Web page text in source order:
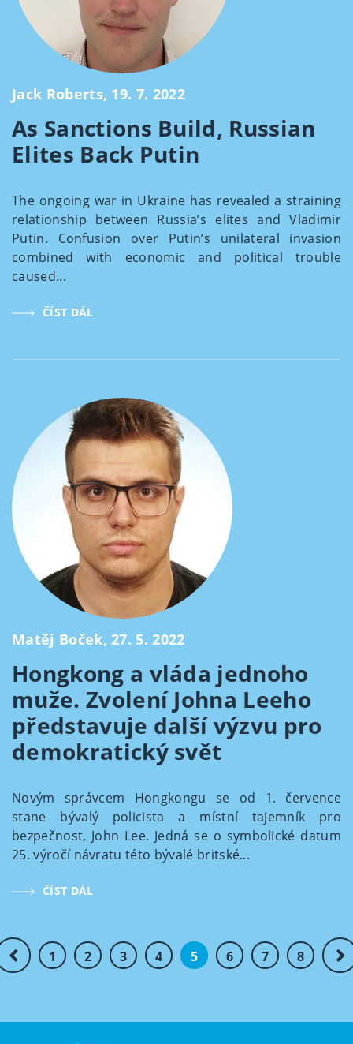
Jack Roberts, 19. 7. 2022
As Sanctions Build, Russian
Elites Back Putin
The ongoing war in Ukraine has revealed a straining
relationship between Russia’s elites and Vladimir
Putin. Confusion over Putin’s unilateral invasion
combined with economic and political trouble
caused...
ČÍST DÁL
Matěj Boček, 27. 5. 2022
Hongkong a vláda jednoho
muže. Zvolení Johna Leeho
představuje další výzvu pro
demokratický svět
Novým správcem Hongkongu se od 1. července
stane bývalý policista a místní tajemník pro
bezpečnost, John Lee. Jedná se o symbolické datum
25. výročí návratu této bývalé britské...
ČÍST DÁL
1 2 3 4 5 6 7 8